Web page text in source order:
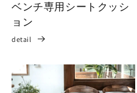
ベンチ専用シートクッシ
ョン
detail